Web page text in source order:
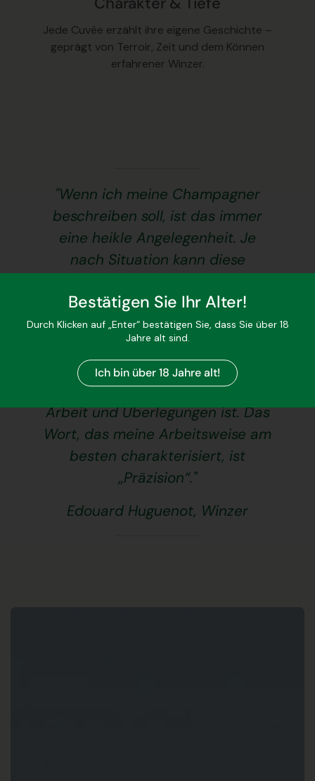
Jede Cuvée erzählt ihre eigene Geschichte –
geprägt von Terroir, Zeit und dem Können
erfahrener Winzer.
"Wenn ich meine Champagner
beschreiben soll, ist das immer
eine heikle Angelegenheit. Je
nach Situation kann diese
hochtrabend oder zu knapp
ausfallen. Zumal sie sich nur auf
eine kurze Verkostung bezieht –
ein ultimatives Vergnügen, das
jedoch das Ergebnis mehrjähriger
Arbeit und Überlegungen ist. Das
Wort, das meine Arbeitsweise am
besten charakterisiert, ist
„Präzision“."
Edouard Huguenot, Winzer
Bestätigen Sie Ihr Alter!
Durch Klicken auf „Enter“ bestätigen Sie, dass Sie über 18
Jahre alt sind.
Ich bin über 18 Jahre alt!